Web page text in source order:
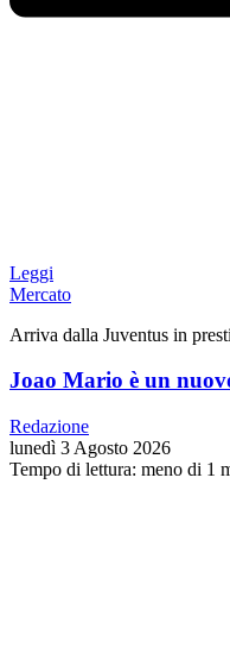
Leggi
Mercato
Arriva dalla Juventus in
Joao Mario è un
Redazione
lunedì 3 Agosto 2026
Tempo di lettura: meno di 1